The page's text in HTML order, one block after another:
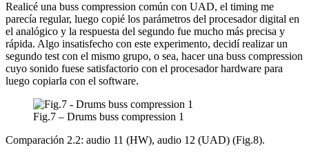
Realicé una buss compression común con UAD, el timing me
parecía regular, luego copié los parámetros del procesador digital en
el analógico y la respuesta del segundo fue mucho más precisa y
rápida. Algo insatisfecho con este experimento, decidí realizar un
segundo test con el mismo grupo, o sea, hacer una buss compression
cuyo sonido fuese satisfactorio con el procesador hardware para
luego copiarla con el software.
Fig.7 – Drums buss compression 1
Comparación 2.2: audio 11 (HW), audio 12 (UAD) (Fig.8).